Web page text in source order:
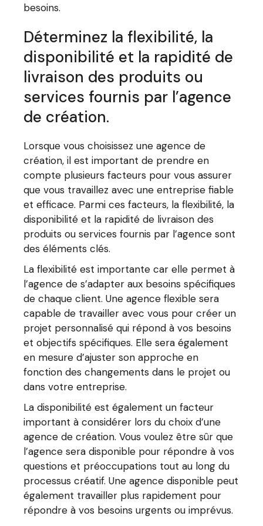
besoins.
Déterminez la flexibilité, la
disponibilité et la rapidité de
livraison des produits ou
services fournis par l’agence
de création.
Lorsque vous choisissez une agence de
création, il est important de prendre en
compte plusieurs facteurs pour vous assurer
que vous travaillez avec une entreprise fiable
et efficace. Parmi ces facteurs, la flexibilité, la
disponibilité et la rapidité de livraison des
produits ou services fournis par l’agence sont
des éléments clés.
La flexibilité est importante car elle permet à
l’agence de s’adapter aux besoins spécifiques
de chaque client. Une agence flexible sera
capable de travailler avec vous pour créer un
projet personnalisé qui répond à vos besoins
et objectifs spécifiques. Elle sera également
en mesure d’ajuster son approche en
fonction des changements dans le projet ou
dans votre entreprise.
La disponibilité est également un facteur
important à considérer lors du choix d’une
agence de création. Vous voulez être sûr que
l’agence sera disponible pour répondre à vos
questions et préoccupations tout au long du
processus créatif. Une agence disponible peut
également travailler plus rapidement pour
répondre à vos besoins urgents ou imprévus.